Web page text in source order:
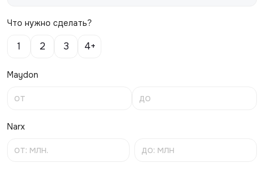
Что нужно сделать?
1 2 3 4+
Maydon
Narx